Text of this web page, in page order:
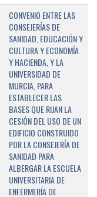
CONVENIO ENTRE LAS
CONSEJERÍAS DE
SANIDAD, EDUCACIÓN Y
CULTURA Y ECONOMÍA
Y HACIENDA, Y LA
UNIVERSIDAD DE
MURCIA, PARA
ESTABLECER LAS
BASES QUE RIJAN LA
CESIÓN DEL USO DE UN
EDIFICIO CONSTRUIDO
POR LA CONSEJERÍA DE
SANIDAD PARA
ALBERGAR LA ESCUELA
UNIVERSITARIA DE
ENFERMERÍA DE